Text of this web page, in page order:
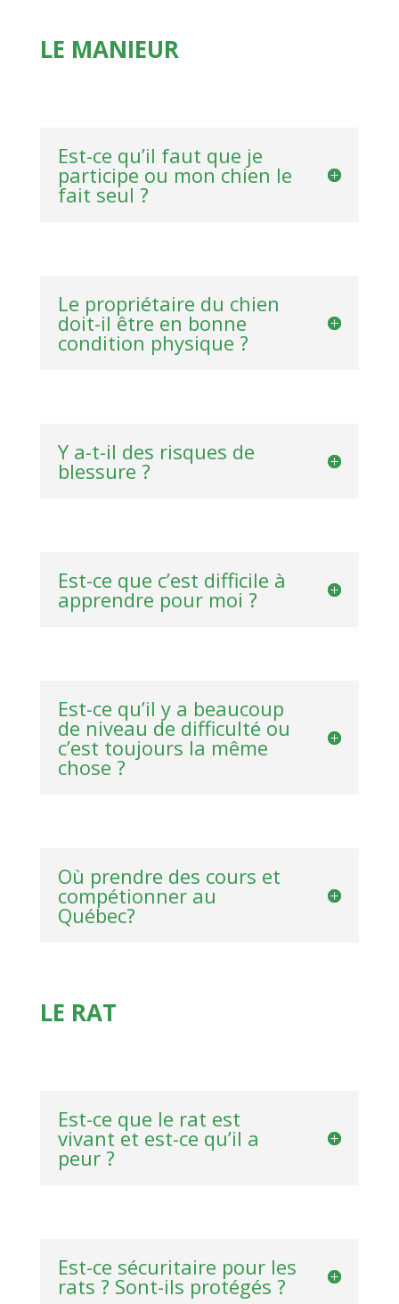
LE MANIEUR
Est-ce qu’il faut que je
participe ou mon chien le
fait seul ?
Le propriétaire du chien
doit-il être en bonne
condition physique ?
Y a-t-il des risques de
blessure ?
Est-ce que c’est difficile à
apprendre pour moi ?
Est-ce qu’il y a beaucoup
de niveau de difficulté ou
c’est toujours la même
chose ?
Où prendre des cours et
compétionner au
Québec?
LE RAT
Est-ce que le rat est
vivant et est-ce qu’il a
peur ?
Est-ce sécuritaire pour les
rats ? Sont-ils protégés ?